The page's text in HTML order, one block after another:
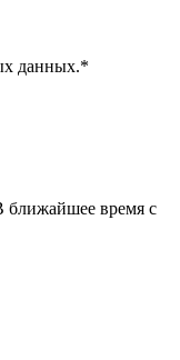
данных.*
ближайшее время с